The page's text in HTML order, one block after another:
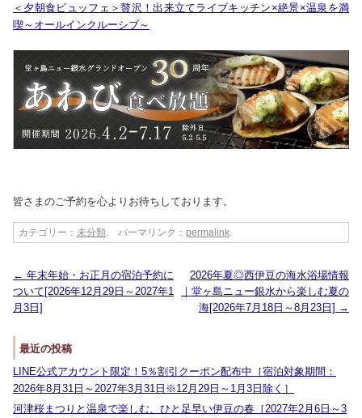
＜夕朝食ビュッフェ＞贅沢！出来立てライブキッチン×絶景×温泉を満
喫～オールインクルーシブ～
皆さまのご予約を心よりお待ちしております。
カテゴリー： 未分類. パーマリンク： permalink.
← 年末年始・お正月の宿泊予約に
ついて[2026年12月29日～2027年1
月3日]
2026年夏◎西伊豆の海水浴場情報
｜堂ヶ島ニュー銀水から楽しむ夏の
海[2026年7月18日～8月23日] →
最近の投稿
LINE公式アカウント限定！5％割引クーポン配布中［宿泊対象期間：
2026年8月31日～2027年3月31日※12月29日～1月3日除く］
河津桜まつりと温泉で楽しむ、ひと足早い伊豆の春［2027年2月6日～3